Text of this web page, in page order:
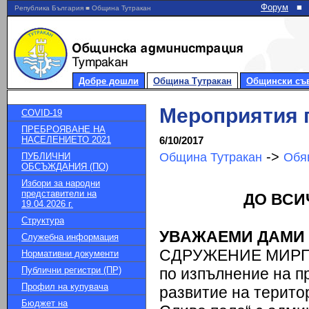
Република България ■ Община Тутракан Форум ■
Добре дошли Община Тутракан Общински
COVID-19
ПРЕБРОЯВАНЕ НА
НАСЕЛЕНИЕТО 2021
ПУБЛИЧНИ
ОБСЪЖДАНИЯ (ПО)
Избори за народни
представители на
19.04.2026 г.
Структура
Служебна информация
Нормативни документи
Публични регистри (ПР)
Профил на купувача
Бюджет на
Мероприятия
6/10/2017
Община Тутракан ->
ДО
УВАЖАЕМИ ДАМИ
СДРУЖЕНИЕ
по изпълнение на
развитие на